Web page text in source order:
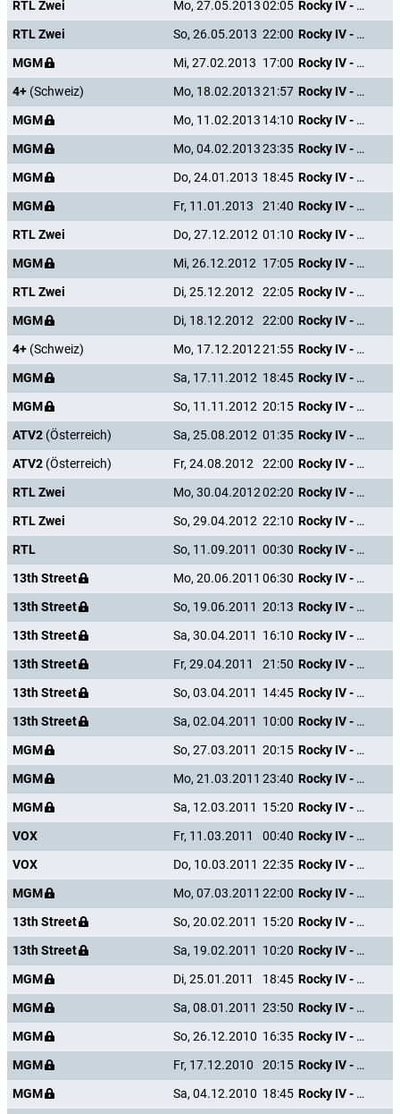
RTL Zwei Mo, 27.05.201302:05
Rocky IV - Der Kampf des Jahrhunderts
RTL Zwei
So, 26.05.2013 22:00
Rocky IV - Der Kampf des Jahrhunderts
MGM
Mi, 27.02.2013 17:00
Rocky IV - Der Kampf des Jahrhunderts
4+ (Schweiz) Mo, 18.02.201321:57
Rocky IV - Der Kampf des Jahrhunderts
MGM
Mo, 11.02.2013 14:10
Rocky IV - Der Kampf des Jahrhunderts
MGM
Mo, 04.02.201323:35
Rocky IV - Der Kampf des Jahrhunderts
MGM
Do, 24.01.2013 18:45
Rocky IV - Der Kampf des Jahrhunderts
MGM
Fr, 11.01.2013 21:40
Rocky IV - Der Kampf des Jahrhunderts
RTL Zwei
Do, 27.12.2012 01:10
Rocky IV - Der Kampf des Jahrhunderts
MGM
Mi, 26.12.2012 17:05
Rocky IV - Der Kampf des Jahrhunderts
RTL Zwei
Di, 25.12.2012 22:05
Rocky IV - Der Kampf des Jahrhunderts
MGM
Di, 18.12.2012 22:00
Rocky IV - Der Kampf des Jahrhunderts
4+ (Schweiz) Mo, 17.12.201221:55
Rocky IV - Der Kampf des Jahrhunderts
MGM
Sa, 17.11.2012 18:45
Rocky IV - Der Kampf des Jahrhunderts
MGM
So, 11.11.2012 20:15
Rocky IV - Der Kampf des Jahrhunderts
ATV2 (Österreich) Sa, 25.08.2012 01:35
Rocky IV - Der Kampf des Jahrhunderts
ATV2 (Österreich) Fr, 24.08.2012 22:00
Rocky IV - Der Kampf des Jahrhunderts
RTL Zwei
Mo, 30.04.201202:20
Rocky IV - Der Kampf des Jahrhunderts
RTL Zwei
So, 29.04.2012 22:10
Rocky IV - Der Kampf des Jahrhunderts
RTL
So, 11.09.2011 00:30
Rocky IV - Der Kampf des Jahrhunderts
13th Street
Mo, 20.06.2011 06:30
Rocky IV - Der Kampf des Jahrhunderts
13th Street
So, 19.06.2011 20:13
Rocky IV - Der Kampf des Jahrhunderts
13th Street
Sa, 30.04.2011 16:10
Rocky IV - Der Kampf des Jahrhunderts
13th Street
Fr, 29.04.2011 21:50
Rocky IV - Der Kampf des Jahrhunderts
13th Street
So, 03.04.2011 14:45
Rocky IV - Der Kampf des Jahrhunderts
13th Street
Sa, 02.04.2011 10:00
Rocky IV - Der Kampf des Jahrhunderts
MGM
So, 27.03.2011 20:15
Rocky IV - Der Kampf des Jahrhunderts
MGM
Mo, 21.03.2011 23:40
Rocky IV - Der Kampf des Jahrhunderts
MGM
Sa, 12.03.2011 15:20
Rocky IV - Der Kampf des Jahrhunderts
VOX
Fr, 11.03.2011 00:40
Rocky IV - Der Kampf des Jahrhunderts
VOX
Do, 10.03.2011 22:35
Rocky IV - Der Kampf des Jahrhunderts
MGM
Mo, 07.03.2011 22:00
Rocky IV - Der Kampf des Jahrhunderts
13th Street
So, 20.02.2011 15:20
Rocky IV - Der Kampf des Jahrhunderts
13th Street
Sa, 19.02.2011 10:20
Rocky IV - Der Kampf des Jahrhunderts
MGM
Di, 25.01.2011 18:45
Rocky IV - Der Kampf des Jahrhunderts
MGM
Sa, 08.01.2011 23:50
Rocky IV - Der Kampf des Jahrhunderts
MGM
So, 26.12.2010 16:35
Rocky IV - Der Kampf des Jahrhunderts
MGM
Fr, 17.12.2010 20:15
Rocky IV - Der Kampf des Jahrhunderts
MGM
Sa, 04.12.2010 18:45
Rocky IV - Der Kampf des Jahrhunderts